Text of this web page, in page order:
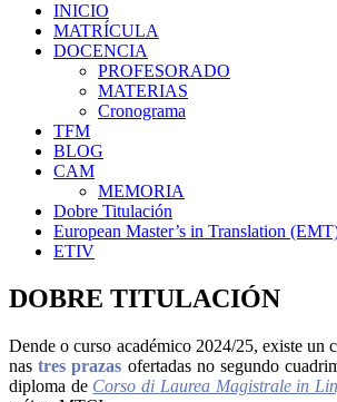
INICIO
MATRÍCULA
DOCENCIA
PROFESORADO
MATERIAS
Cronograma
TFM
BLOG
CAM
MEMORIA
Dobre Titulación
European Master’s in Translation
ETIV
DOBRE TITULACIÓN
Dende o curso académico 2024/25, existe un
nastres prazas ofertadas no segundo
diploma de Corso di Laurea Magistrale in